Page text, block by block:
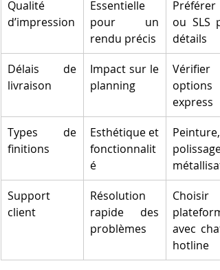
Qualité
d’impression
Essentielle
pour un
rendu précis
Préférer
ou SLS
détails
Délais de
livraison
Impact sur le
planning
Vérifier
options
express
Types de
finitions
Esthétique et
fonctionnalit
é
Peinture,
polissage,
Support
client
Résolution
rapide des
problèmes
Choisir
avec
hotline